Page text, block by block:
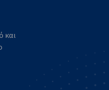
και